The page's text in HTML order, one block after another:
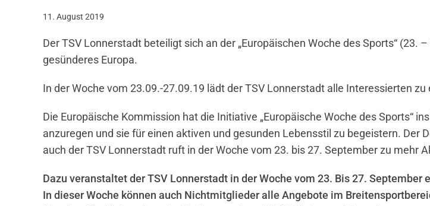
11. August 2019
Der TSV Lonnerstadt beteiligt sich an der „Europäischen Woche des Sports“
gesünderes Europa.
In der Woche vom 23.09.-27.09.19 lädt der TSV Lonnerstadt alle Interessierten
Die Europäische Kommission hat die Initiative „Europäische Woche des Sports“
anzuregen und sie für einen aktiven und gesunden Lebensstil zu begeistern. Der
auch der TSV Lonnerstadt ruft in der Woche vom 23. bis 27. September zu mehr
Dazu veranstaltet der TSV Lonnerstadt in der Woche vom 23. Bis 27.
In dieser Woche können auch Nichtmitglieder alle Angebote im